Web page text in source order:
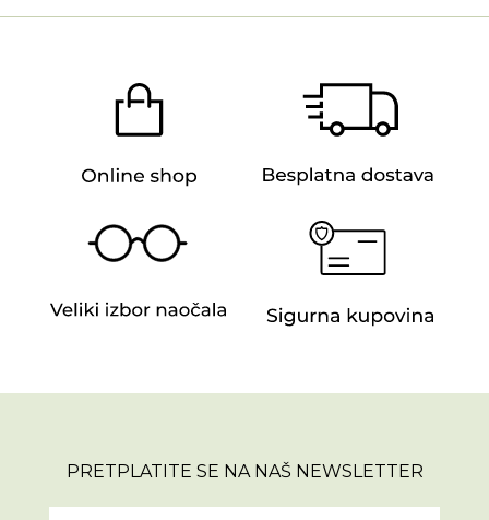
PRETPLATITE SE NA NAŠ NEWSLETTER